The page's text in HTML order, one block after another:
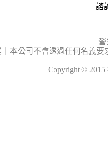
諮
營
｜本公司不會透過任何名義
Copyright ©